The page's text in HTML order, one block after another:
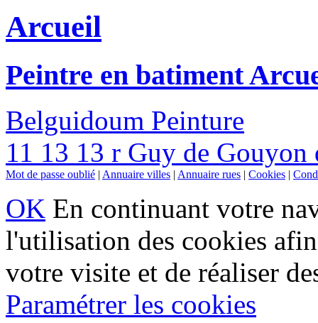
Arcueil
Peintre en batiment
Belguidoum Peinture
11 13 13 r Guy de
Mot de passe oublié | Annuaire villes | Annuaire rues | Cookies |
OK En continuant votre
l'utilisation des cookies
votre visite et de réaliser
Paramétrer les cookies